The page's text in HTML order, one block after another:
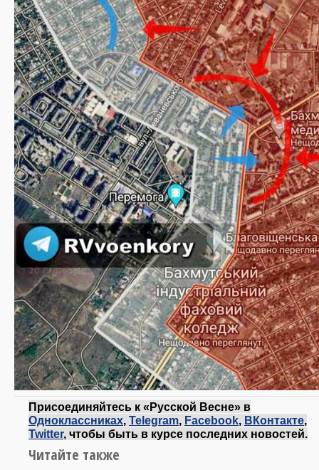
Присоединяйтесь к «Русской Весне» в
Одноклассниках, Telegram, Facebook, ВКонтакте,
Twitter, чтобы быть в курсе последних новостей.
Читайте также